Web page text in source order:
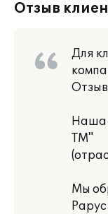
Отзыв
Для
Отзыв
Наша
ТМ"
Мы